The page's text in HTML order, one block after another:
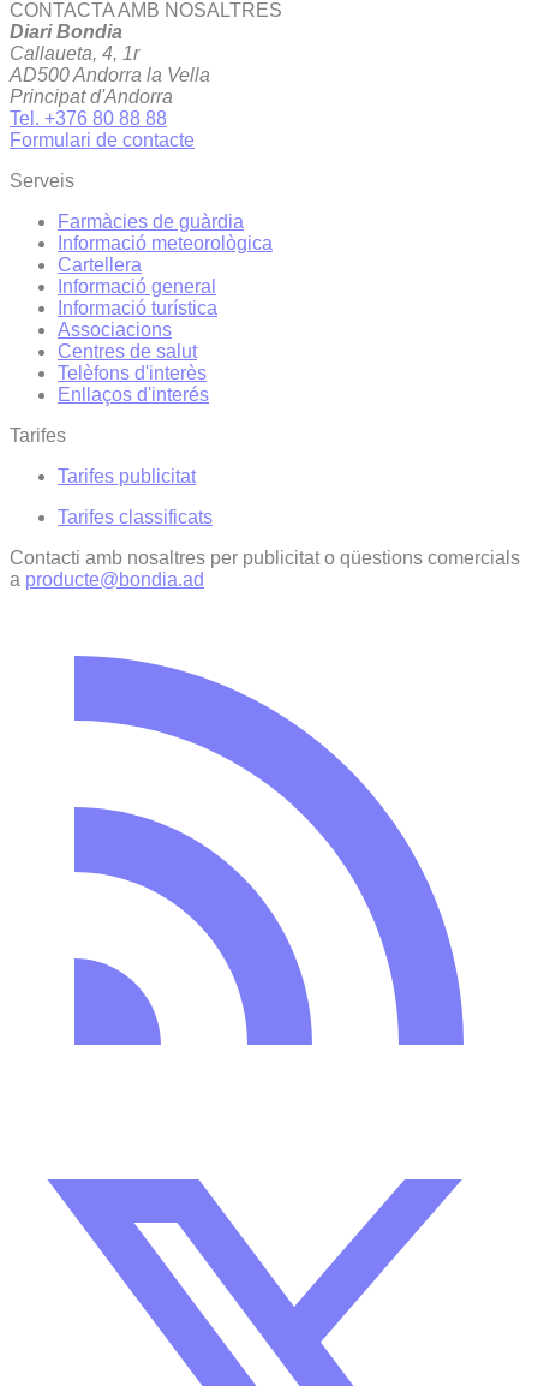
CONTACTA AMB NOSALTRES
Diari Bondia
Callaueta, 4, 1r
AD500 Andorra la Vella
Principat d'Andorra
Tel. +376 80 88 88
Formulari de contacte
Serveis
Farmàcies de guàrdia
Informació meteorològica
Cartellera
Informació general
Informació turística
Associacions
Centres de salut
Telèfons d'interès
Enllaços d'interés
Tarifes
Tarifes publicitat
Tarifes classificats
Contacti amb nosaltres per publicitat o qüestions comercials
a producte@bondia.ad